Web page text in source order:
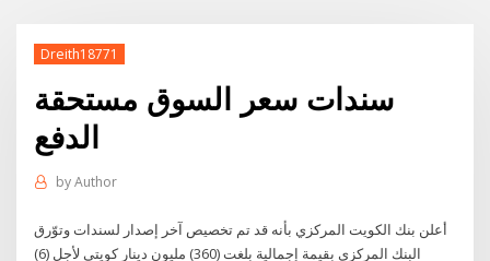
Dreith18771
سندات سعر السوق مستحقة
الدفع
byAuthor
أعلن بنك الكويت المركزي بأنه قد تم تخصيص آخر إصدار لسندات وتوّرق
البنك المركزي بقيمة إجمالية بلغت (360) مليون دينار كويتي لأجل (6)